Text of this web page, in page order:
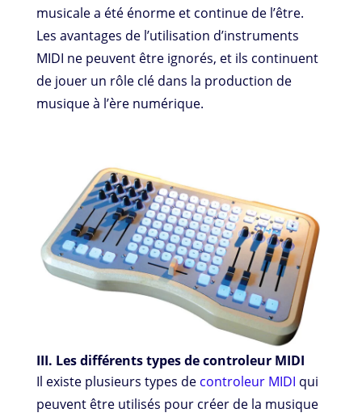
musicale a été énorme et continue de l’être.
Les avantages de l’utilisation d’instruments
MIDI ne peuvent être ignorés, et ils continuent
de jouer un rôle clé dans la production de
musique à l’ère numérique.
III. Les différents types de controleur MIDI
Il existe plusieurs types de controleur MIDI qui
peuvent être utilisés pour créer de la musique